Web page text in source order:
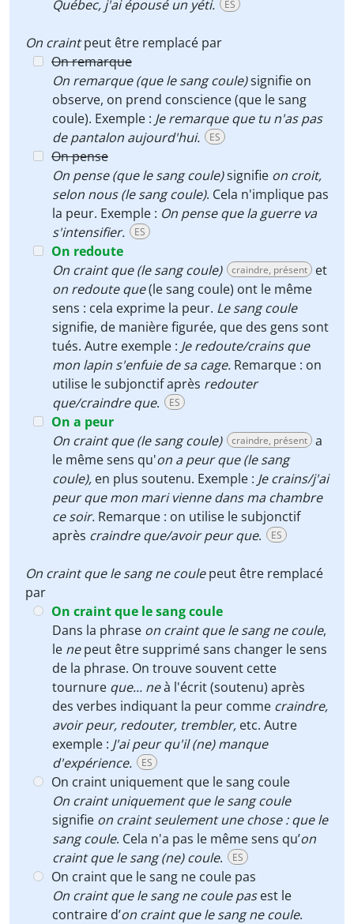
Québec, j'ai épousé un yéti. ES
On craintpeut être remplacé par
On remarque
On remarque (que le sang coule)signifie on
observe, on prend conscience (que le sang
coule). Exemple : Je remarque que tu n'as pas
de pantalon aujourd'hui.
ES
On pense
On pense (que le sang coule)signifie on croit,
selon nous (le sang coule). Cela n'implique pas
la peur. Exemple : On pense que la guerre va
s'intensifier.
ES
On redoute
On craint que (le sang coule)
craindre, présent
et
on redoute que(le sang coule) ont le même
sens : cela exprime la peur. Le sang coule
signifie, de manière figurée, que des gens sont
tués. Autre exemple : Je redoute/crains que
mon lapin s'enfuie de sa cage. Remarque : on
utilise le subjonctif après redouter
que/craindre que. ES
On a peur
On craint que (le sang coule)
craindre, présent a
le même sens qu'on a peur que (le sang
coule), en plus soutenu. Exemple : Je crains/j'ai
peur que mon mari vienne dans ma chambre
ce soir. Remarque : on utilise le subjonctif
après craindre que/avoir peur que. ES
On craint que le sang ne coulepeut être remplacé
par
On craint que le sang coule
Dans la phrase on craint que le sang ne coule,
le nepeut être supprimé sans changer le sens
de la phrase. On trouve souvent cette
tournure que... neà l'écrit (soutenu) après
des verbes indiquant la peur comme craindre,
avoir peur, redouter, trembler, etc. Autre
exemple : J'ai peur qu'il (ne) manque
d'expérience.
ES
On craint uniquement que le sang coule
On craint uniquement que le sang coule
signifie on craint seulement une chose : que le
sang coule. Cela n'a pas le même sens qu’on
craint que le sang (ne) coule. ES
On craint que le sang ne coule pas
On craint que le sang ne coule pasest le
contraire d’on craint que le sang ne coule.